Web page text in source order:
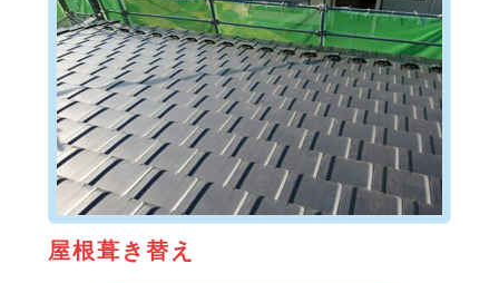
屋根葺き替え